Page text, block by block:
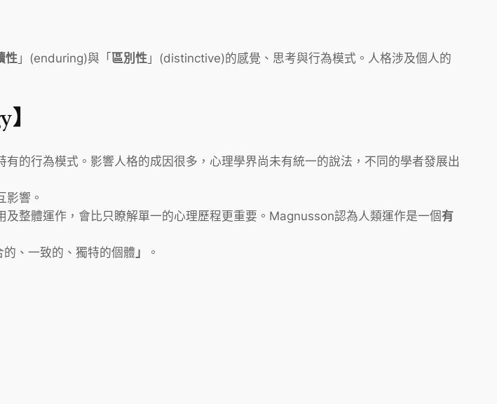
性」(enduring)與「 區別性 」(distinctive)的感覺、思考與行為模式。人格涉及個人的
的行為模式。影響人格的成因很多，心理學界尚未有統一的說法，不同的學者發展出
影響。
整體運作，會比只瞭解單一的心理歷程更重要。Magnusson認為人類運作是一個有
、一致的、獨特的個體 」 。